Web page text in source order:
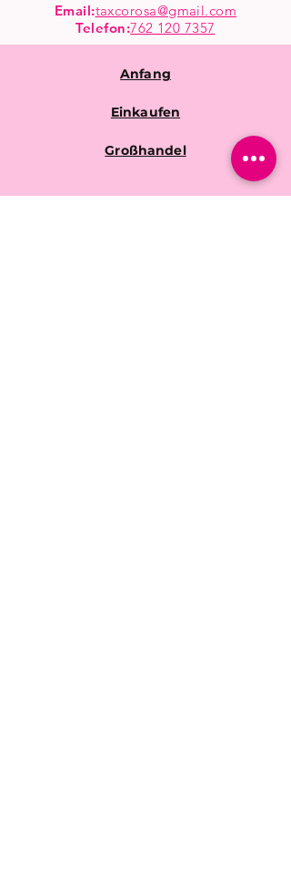
Email:taxcorosa@gmail.com
Telefon:762 120 7357
Anfang
Einkaufen
Großhandel